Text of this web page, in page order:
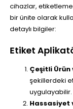
cihazlar,
bir ünite olarak
detaylı bilgiler:
Etiket
Çeşitli Ürün
şekillerdeki
uygulayabilir.
Hassasiyet